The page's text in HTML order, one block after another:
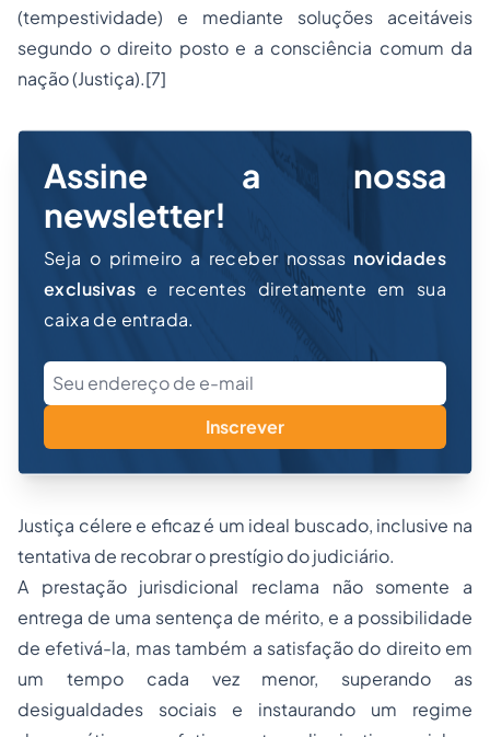
(tempestividade) e mediante soluções aceitáveis
segundo o direito posto e a consciência comum da
nação (Justiça).[7]
Assine a nossa
newsletter!
Seja o primeiro a receber nossas novidades
exclusivas e recentes diretamente em sua
caixa de entrada.
Inscrever
Justiça célere e eficaz é um ideal buscado, inclusive na
tentativa de recobrar o prestígio do judiciário.
A prestação jurisdicional reclama não somente a
entrega de uma sentença de mérito, e a possibilidade
de efetivá-la, mas também a satisfação do direito em
um tempo cada vez menor, superando as
desigualdades sociais e instaurando um regime